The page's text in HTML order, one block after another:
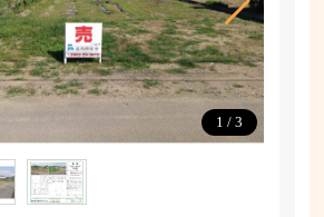
1 /3